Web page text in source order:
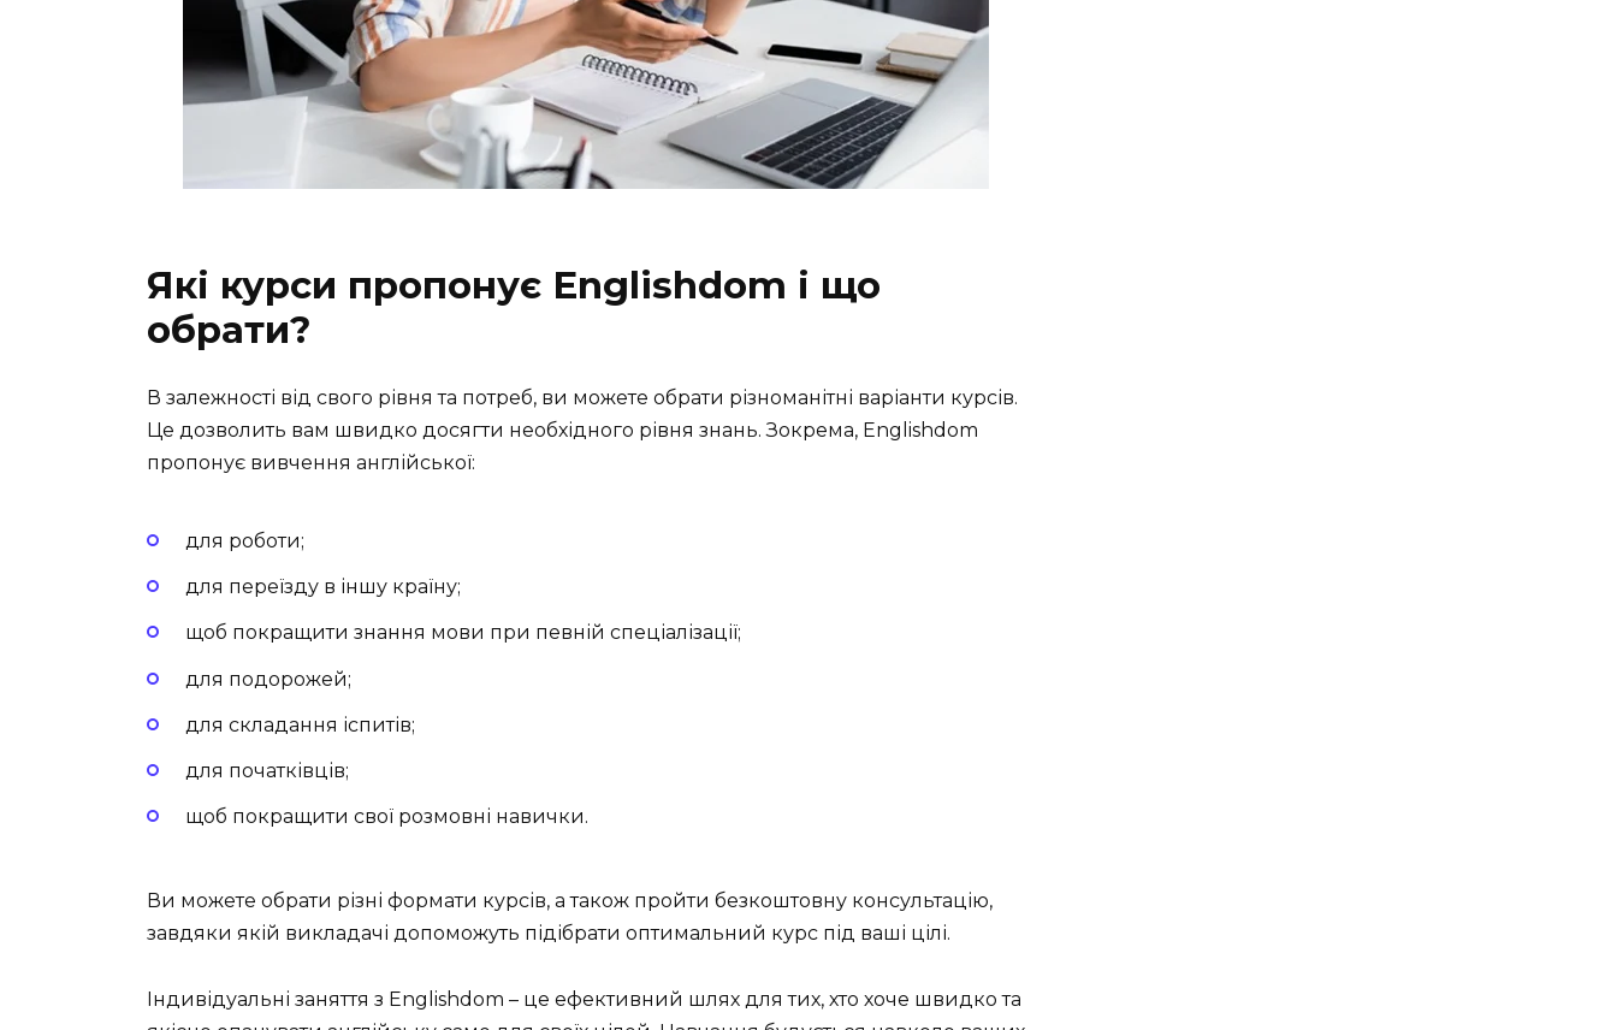
Які курси пропонує Englishdom і що
обрати?
В залежності від свого рівня та потреб, ви можете обрати різноманітні варіанти курсів.
Це дозволить вам швидко досягти необхідного рівня знань. Зокрема, Englishdom
пропонує вивчення англійської:
для роботи;
для переїзду в іншу країну;
щоб покращити знання мови при певній спеціалізації;
для подорожей;
для складання іспитів;
для початківців;
щоб покращити свої розмовні навички.
Ви можете обрати різні формати курсів, а також пройти безкоштовну консультацію,
завдяки якій викладачі допоможуть підібрати оптимальний курс під ваші цілі.
Індивідуальні заняття з Englishdom – це ефективний шлях для тих, хто хоче швидко та